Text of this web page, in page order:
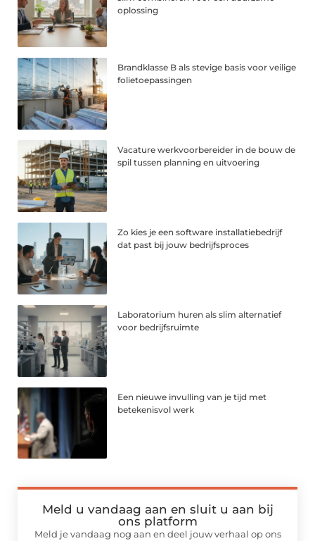
oplossing
Brandklasse B als stevige basis voor veilige
folietoepassingen
Vacature werkvoorbereider in de bouw de
spil tussen planning en uitvoering
Zo kies je een software installatiebedrijf
dat past bij jouw bedrijfsproces
Laboratorium huren als slim alternatief
voor bedrijfsruimte
Een nieuwe invulling van je tijd met
betekenisvol werk
Meld u vandaag aan en sluit u aan bij
ons platform
Meld je vandaag nog aan en deel jouw verhaal op ons